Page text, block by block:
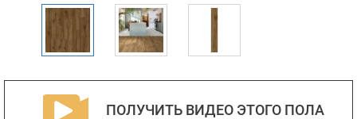
ПОЛУЧИТЬ ВИДЕО ЭТОГО ПОЛА